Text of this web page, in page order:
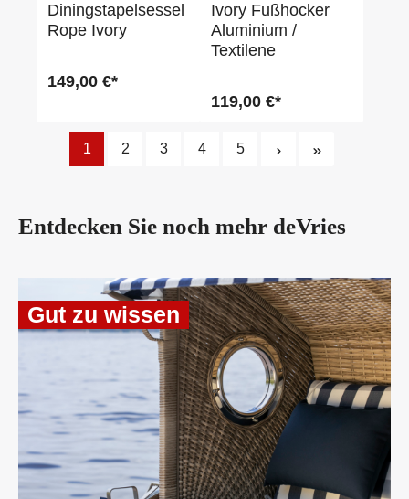
Diningstapelsessel
Rope Ivory
149,00 €*
Ivory Fußhocker
Aluminium /
Textilene
119,00 €*
1 2 3 4 5
Entdecken Sie noch mehr deVries
Gut zu wissen